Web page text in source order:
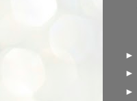
►
►
►